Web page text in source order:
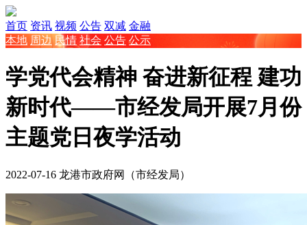
首页 资讯 视频 公告 双减 金融
本地 周边 民情 社会 公告 公示
学党代会精神 奋进新征程 建功
新时代——市经发局开展7月份
主题党日夜学活动
2022-07-16 龙港市政府网（市经发局）